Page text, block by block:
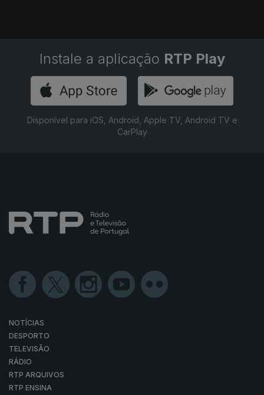
Instale a aplicação RTP Play
Disponível para iOS, Android, Apple TV, Android TV e
CarPlay
NOTÍCIAS
DESPORTO
TELEVISÃO
RÁDIO
RTP ARQUIVOS
RTP ENSINA